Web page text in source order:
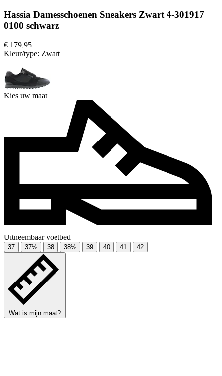
Hassia Damesschoenen Sneakers Zwart 4-301917
0100 schwarz
€ 179,95
Kleur/type: Zwart
Kies uw maat
Uitneembaar voetbed
37 37½ 38 38½ 39 40 41 42
Wat is mijn maat?